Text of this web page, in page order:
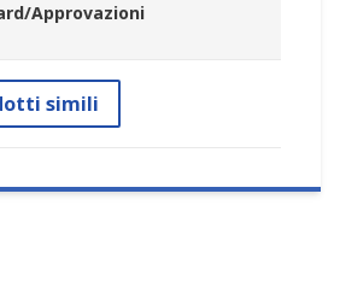
Approvazioni
simili